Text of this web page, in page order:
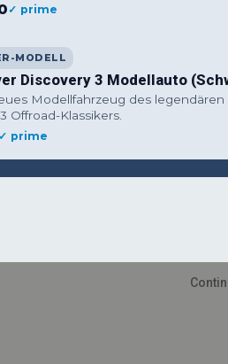
✓ prime
MODELL
Discovery 3 Modellauto
Modellfahrzeug des legendären
Offroad-Klassikers.
✓ prime